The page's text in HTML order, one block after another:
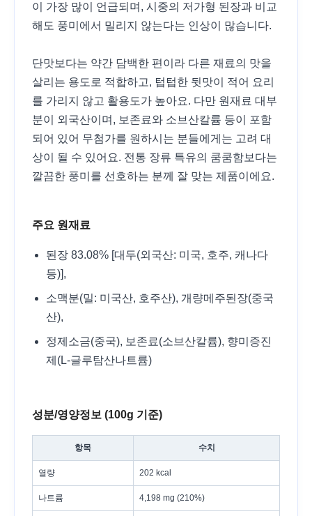
이 가장 많이 언급되며, 시중의 저가형 된장과 비교
해도 풍미에서 밀리지 않는다는 인상이 많습니다.
단맛보다는 약간 담백한 편이라 다른 재료의 맛을
살리는 용도로 적합하고, 텁텁한 뒷맛이 적어 요리
를 가리지 않고 활용도가 높아요. 다만 원재료 대부
분이 외국산이며, 보존료와 소브산칼륨 등이 포함
되어 있어 무첨가를 원하시는 분들에게는 고려 대
상이 될 수 있어요. 전통 장류 특유의 쿰쿰함보다는
깔끔한 풍미를 선호하는 분께 잘 맞는 제품이에요.
주요 원재료
된장 83.08% [대두(외국산: 미국, 호주, 캐나다
등)],
소맥분(밀: 미국산, 호주산), 개량메주된장(중국
산),
정제소금(중국), 보존료(소브산칼륨), 향미증진
제(L-글루탐산나트륨)
성분/영양정보 (100g 기준)
항목 수치
열량 202 kcal
나트륨 4,198 mg (210%)